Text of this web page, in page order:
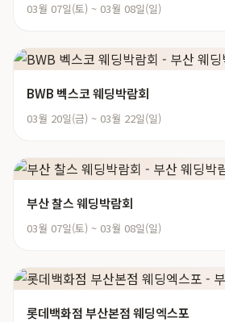
03월 07일(토) ~ 03월 08일(일)
BWB 벡스코 웨딩박람회
03월 20일(금) ~ 03월 22일(일)
부산 찰스 웨딩박람회
03월 07일(토) ~ 03월 08일(일)
롯데백화점 부산본점 웨딩엑스포